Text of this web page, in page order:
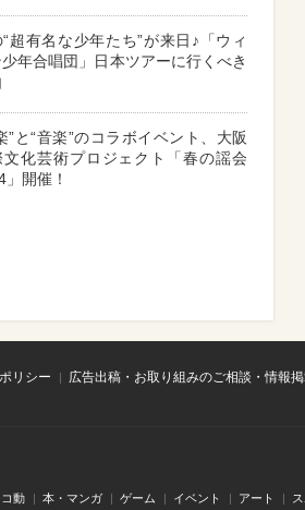
“超有名な少年たち”が来日♪「ウィ
年合唱団」日本ツアーに行くべき
”と“音楽”のコラボイベント、大阪
文化芸術プロジェクト「春の謡会
」開催！
リシー
広告出稿・お取り組みのご相談・情報
コ動 本・マンガ ゲーム イベント アート